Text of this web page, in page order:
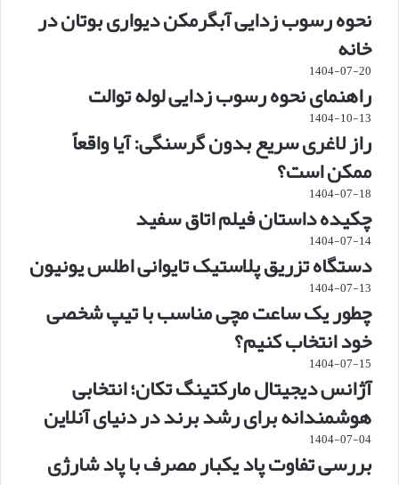
نحوه رسوب زدایی آبگرمکن دیواری بوتان در
خانه
1404-07-20
راهنمای نحوه رسوب زدایی لوله توالت
1404-10-13
راز لاغری سریع بدون گرسنگی: آیا واقعاً
ممکن است؟
1404-07-18
چکیده داستان فیلم اتاق سفید
1404-07-14
دستگاه تزریق پلاستیک تایوانی اطلس یونیون
1404-07-13
چطور یک ساعت مچی مناسب با تیپ شخصی
خود انتخاب کنیم؟
1404-07-15
آژانس دیجیتال مارکتینگ تکان؛ انتخابی
هوشمندانه برای رشد برند در دنیای آنلاین
1404-07-04
بررسی تفاوت پاد یکبار مصرف با پاد شارژی